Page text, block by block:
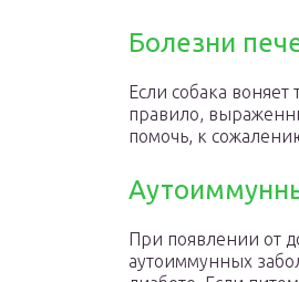
Болезни
Если собака
правило,
помочь, к
При появлении от
аутоиммунных